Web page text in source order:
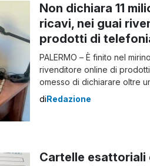
Non dichiara 11
ricavi, nei guai
prodotti di
PALERMO – È finito nel
rivenditore online di
omesso di dichiarare oltre
dal Fisco L’effetto volume
diRedazione
Cartelle